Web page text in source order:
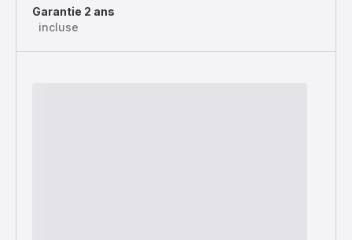
Garantie 2 ans
incluse